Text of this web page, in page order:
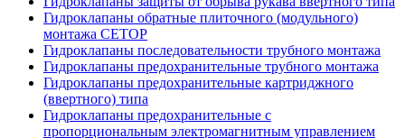
Гидроклапаны обратные плиточного (модульного)
монтажа CETOP
Гидроклапаны последовательности трубного монтажа
Гидроклапаны предохранительные трубного монтажа
Гидроклапаны предохранительные картриджного
(ввертного) типа
Гидроклапаны предохранительные с
пропорциональным электромагнитным управлением